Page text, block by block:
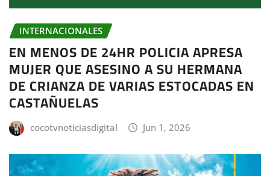
INTERNACIONALES
EN MENOS DE 24HR POLICIA APRESA
MUJER QUE ASESINO A SU HERMANA
DE CRIANZA DE VARIAS ESTOCADAS EN
CASTAÑUELAS
cocotvnoticiasdigital Jun 1, 2026